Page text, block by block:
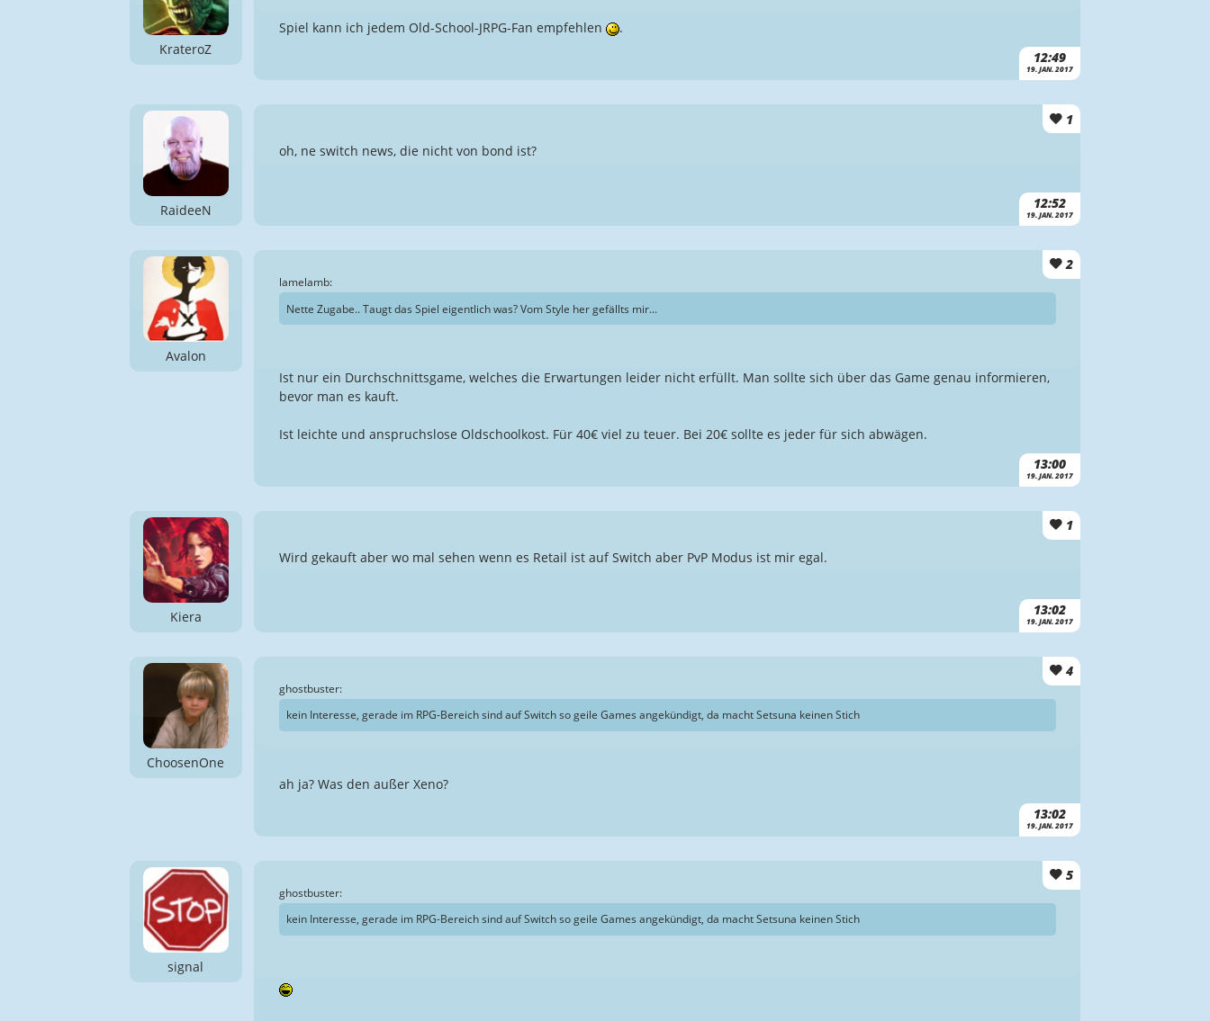
KrateroZ 12:49
19. JAN. 2017
Spiel kann ich jedem Old-School-JRPG-Fan empfehlen .
RaideeN
1
12:52
19. JAN. 2017
oh, ne switch news, die nicht von bond ist?
Avalon
2
13:00
19. JAN. 2017
lamelamb:
Nette Zugabe.. Taugt das Spiel eigentlich was? Vom Style her gefällts mir...
Ist nur ein Durchschnittsgame, welches die Erwartungen leider nicht erfüllt. Man sollte sich über das Game genau informieren,
bevor man es kauft.
Ist leichte und anspruchslose Oldschoolkost. Für 40€ viel zu teuer. Bei 20€ sollte es jeder für sich abwägen.
Kiera
1
13:02
19. JAN. 2017
Wird gekauft aber wo mal sehen wenn es Retail ist auf Switch aber PvP Modus ist mir egal.
ChoosenOne
4
13:02
19. JAN. 2017
ghostbuster:
kein Interesse, gerade im RPG-Bereich sind auf Switch so geile Games angekündigt, da macht Setsuna keinen Stich
ah ja? Was den außer Xeno?
signal
5
ghostbuster:
kein Interesse, gerade im RPG-Bereich sind auf Switch so geile Games angekündigt, da macht Setsuna keinen Stich